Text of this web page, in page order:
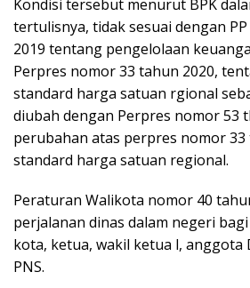
Kondisi tersebut menurut BPK
tertulisnya, tidak sesuai dengan
2019 tentang pengelolaan
Perpres nomor 33 tahun 2020,
standard harga satuan rgional
diubah dengan Perpres nomor 53
perubahan atas perpres nomor
standard harga satuan regional.
Peraturan Walikota nomor 40
perjalanan dinas dalam negeri
kota, ketua, wakil ketua l, anggota
PNS.